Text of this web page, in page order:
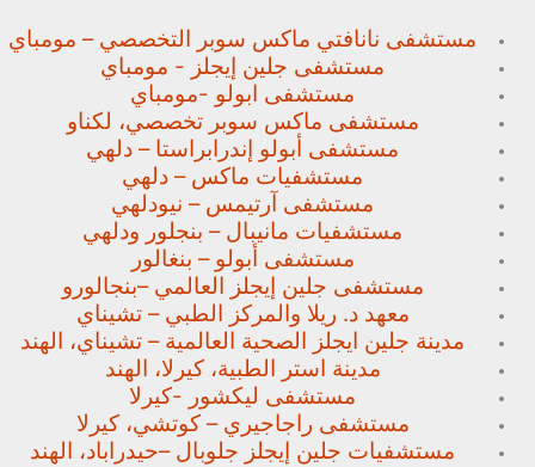
مستشفى نانافتي ماكس سوبر التخصصي – مومباي
مستشفى جلين إيجلز - مومباي
مستشفى ابولو -مومباي
مستشفى ماكس سوبر تخصصي، لكناو
مستشفى أبولو إندرابراستا – دلهي
مستشفيات ماكس – دلهي
مستشفى آرتيمس – نيودلهي
مستشفيات مانيبال – بنجلور ودلهي
مستشفى أبولو – بنغالور
مستشفى جلين إيجلز العالمي –بنجالورو
معهد د. ريلا والمركز الطبي – تشيناي
مدينة جلين ايجلز الصحية العالمية – تشيناي، الهند
مدينة استر الطبية، كيرلا، الهند
مستشفى ليكشور -كيرلا
مستشفى راجاجيري – كوتشي، كيرلا
مستشفيات جلين إيجلز جلوبال –حيدراباد، الهند